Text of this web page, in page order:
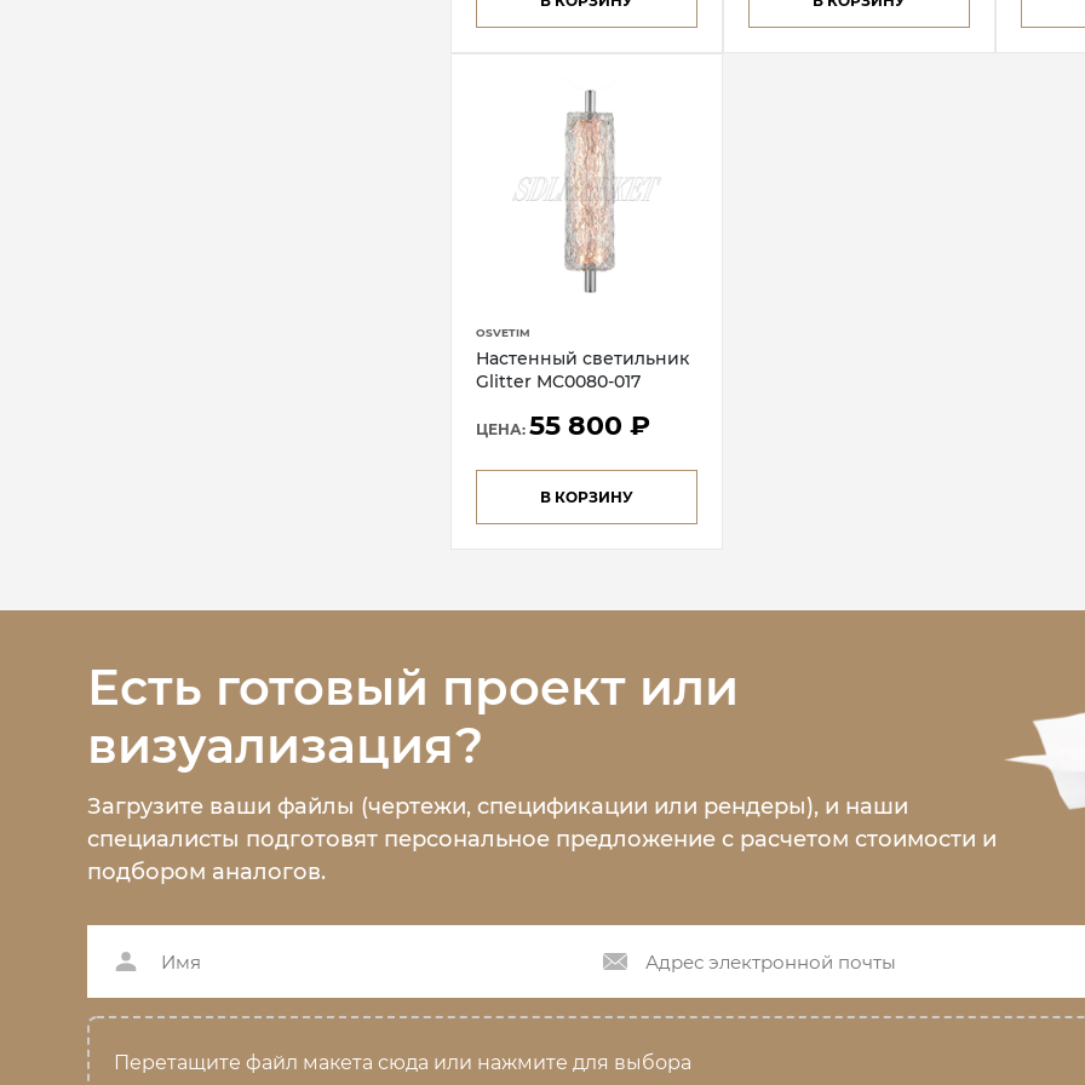
OSVETIM
Настенный светильник
Glitter MC0080-017
ЦЕНА: 55 800 ₽
В КОРЗИНУ
Есть готовый проект или
визуализация?
Загрузите ваши файлы (чертежи, спецификации или рендеры), и наши
специалисты подготовят персональное предложение с расчетом стоимости и
подбором аналогов.
Перетащите файл макета сюда или нажмите для выбора